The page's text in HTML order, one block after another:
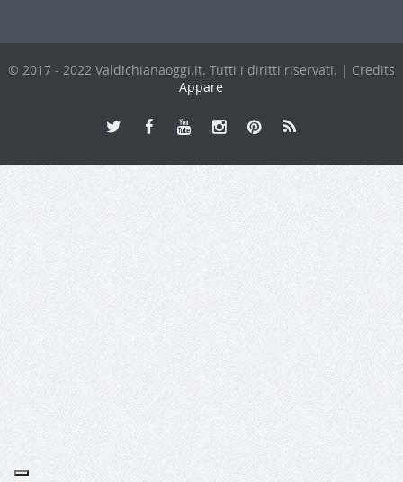
© 2017 - 2022 Valdichianaoggi.it. Tutti i diritti riservati. | Credits
Appare